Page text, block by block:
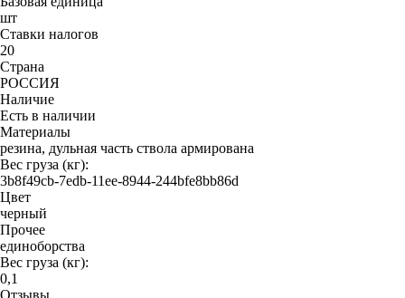
шт
Ставки налогов
20
Страна
РОССИЯ
Наличие
Есть в наличии
Материалы
резина, дульная часть ствола армирована
Вес груза (кг):
3b8f49cb-7edb-11ee-8944-244bfe8bb86d
Цвет
черный
Прочее
единоборства
Вес груза (кг):
0,1
Отзывы